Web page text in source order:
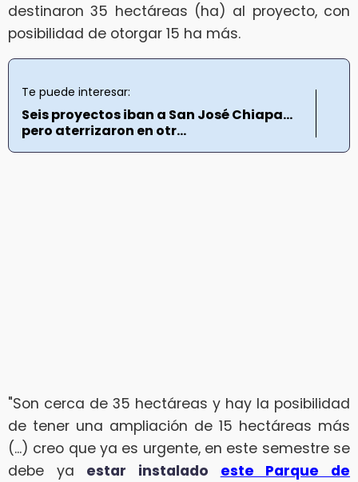
destinaron 35 hectáreas (ha) al proyecto, con
posibilidad de otorgar 15 ha más.
Te puede interesar:
Seis proyectos iban a San José Chiapa…
pero aterrizaron en otr...
"Son cerca de 35 hectáreas y hay la posibilidad
de tener una ampliación de 15 hectáreas más
(...) creo que ya es urgente, en este semestre se
debe ya estar instalado este Parque de